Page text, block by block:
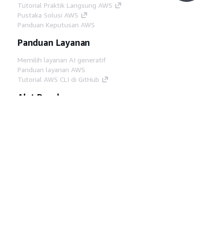
Tutorial Praktik Langsung AWS
Pustaka Solusi AWS
Panduan Keputusan AWS
Panduan Layanan
Memilih layanan AI generatif
Panduan layanan AWS
Tutorial AWS CLI di GitHub
Alat Developer